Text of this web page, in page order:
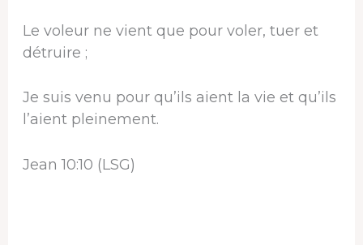
Le voleur ne vient que pour voler, tuer et
détruire ;
Je suis venu pour qu’ils aient la vie et qu’ils
l’aient pleinement.
Jean 10:10 (LSG)